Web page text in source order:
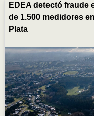
EDEA detectó fraude
de 1.500 medidores
Plata